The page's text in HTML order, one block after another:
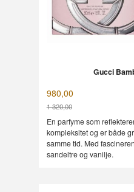
Gucci
980,00
1 320,00
Rabatt
En parfyme som
kompleksitet og er både
samme tid. Med
sandeltre og vanilje.